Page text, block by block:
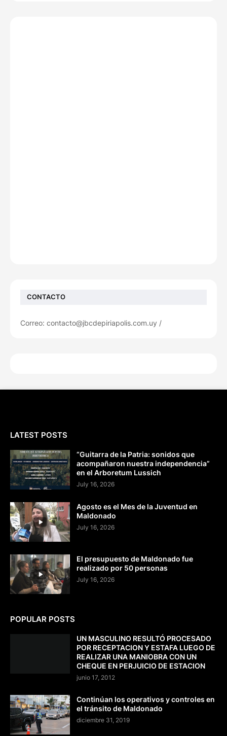
CONTACTO
Correo: contacto@jbcdepiriapolis.com.uy /
LATEST POSTS
“Guitarra de la Patria: sonidos que
acompañaron nuestra independencia”
en el Arboretum Lussich
July 16, 2026
Agosto es el Mes de la Juventud en
Maldonado
July 16, 2026
El presupuesto de Maldonado fue
realizado por 50 personas
July 16, 2026
POPULAR POSTS
UN MASCULINO RESULTÓ PROCESADO
POR RECEPTACION Y ESTAFA LUEGO DE
REALIZAR UNA MANIOBRA CON UN
CHEQUE EN PERJUICIO DE ESTACION
junio 17, 2012
Continúan los operativos y controles en
el tránsito de Maldonado
diciembre 31, 2019